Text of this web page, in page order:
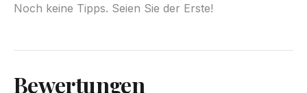
Noch keine Tipps. Seien Sie der Erste!
Bewertungen